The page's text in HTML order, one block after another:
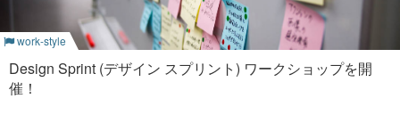
デザイン・スプリントとは、アメリカのGV (旧Google
Ventures) が提唱するデザイン・シンキングのフレームワー
ク。 約7名のチームを結成し、月曜日〜金曜日の5日間集中
で、課題の抽出〜試作品を使ったユーザーインタビューまでお
こないます。
過去記事で詳しく紹介しているので、よかったら読んでみてく
ださい。
work-style
Design Sprint (デザイン スプリント) ワークショップを開
催！